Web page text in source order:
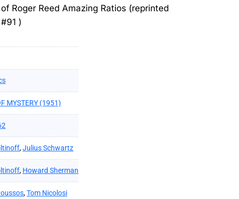
Roger Reed Amazing Ratios (reprinted
)
MYSTERY (1951)
,Julius Schwartz
, Howard Sherman
,Tom Nicolosi